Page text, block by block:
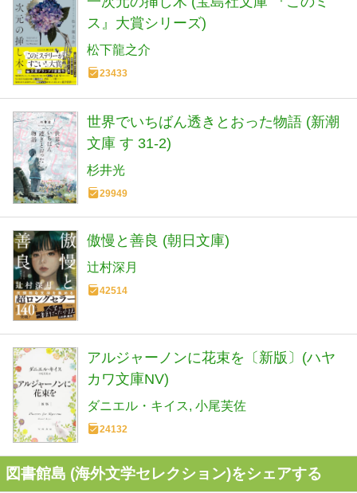
ス』大賞シリーズ)
松下龍之介
23433
世界でいちばん透きとおった物語 (新潮
文庫 す 31-2)
杉井光
29949
傲慢と善良 (朝日文庫)
辻村深月
42514
アルジャーノンに花束を〔新版〕(ハヤ
カワ文庫NV)
ダニエル・キイス 小尾芙佐
24132
図書館島 (海外文学セレクション)をシェアする